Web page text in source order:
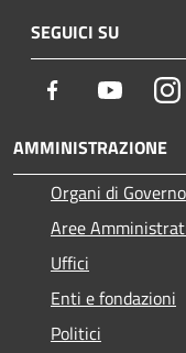
SEGUICI SU
Facebook Youtube
AMMINISTRAZIONE
Organi di Governo
Aree
Uffici
Enti e fondazioni
Politici